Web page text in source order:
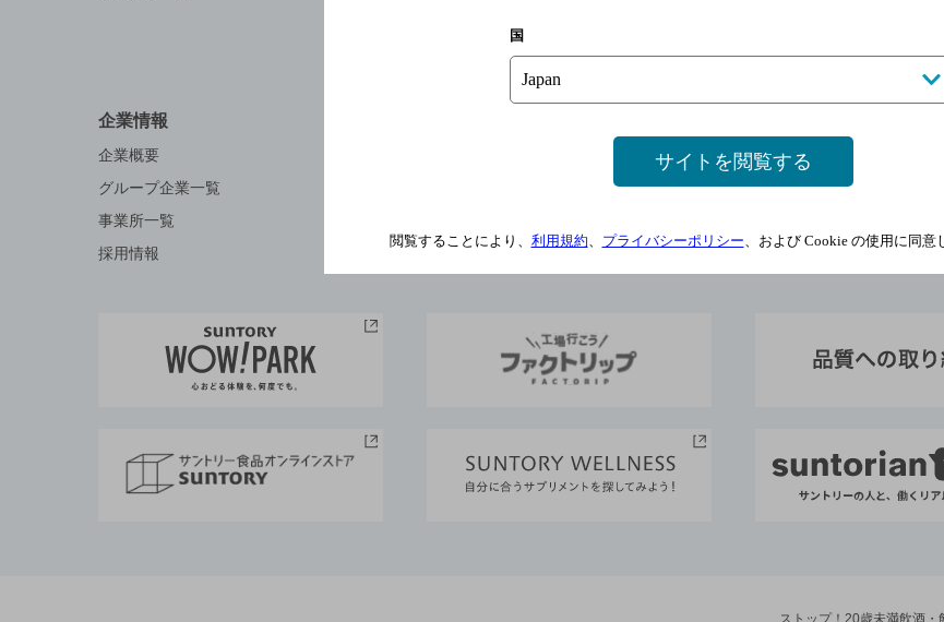
サントリースポーツ
企業情報
企業概要
グループ企業一覧
事業所一覧
採用情報
メールマガジン
国
サイトを閲覧する
閲覧することにより、 利用規約 プライバシーポリシー 、および Cookie の使用に同意